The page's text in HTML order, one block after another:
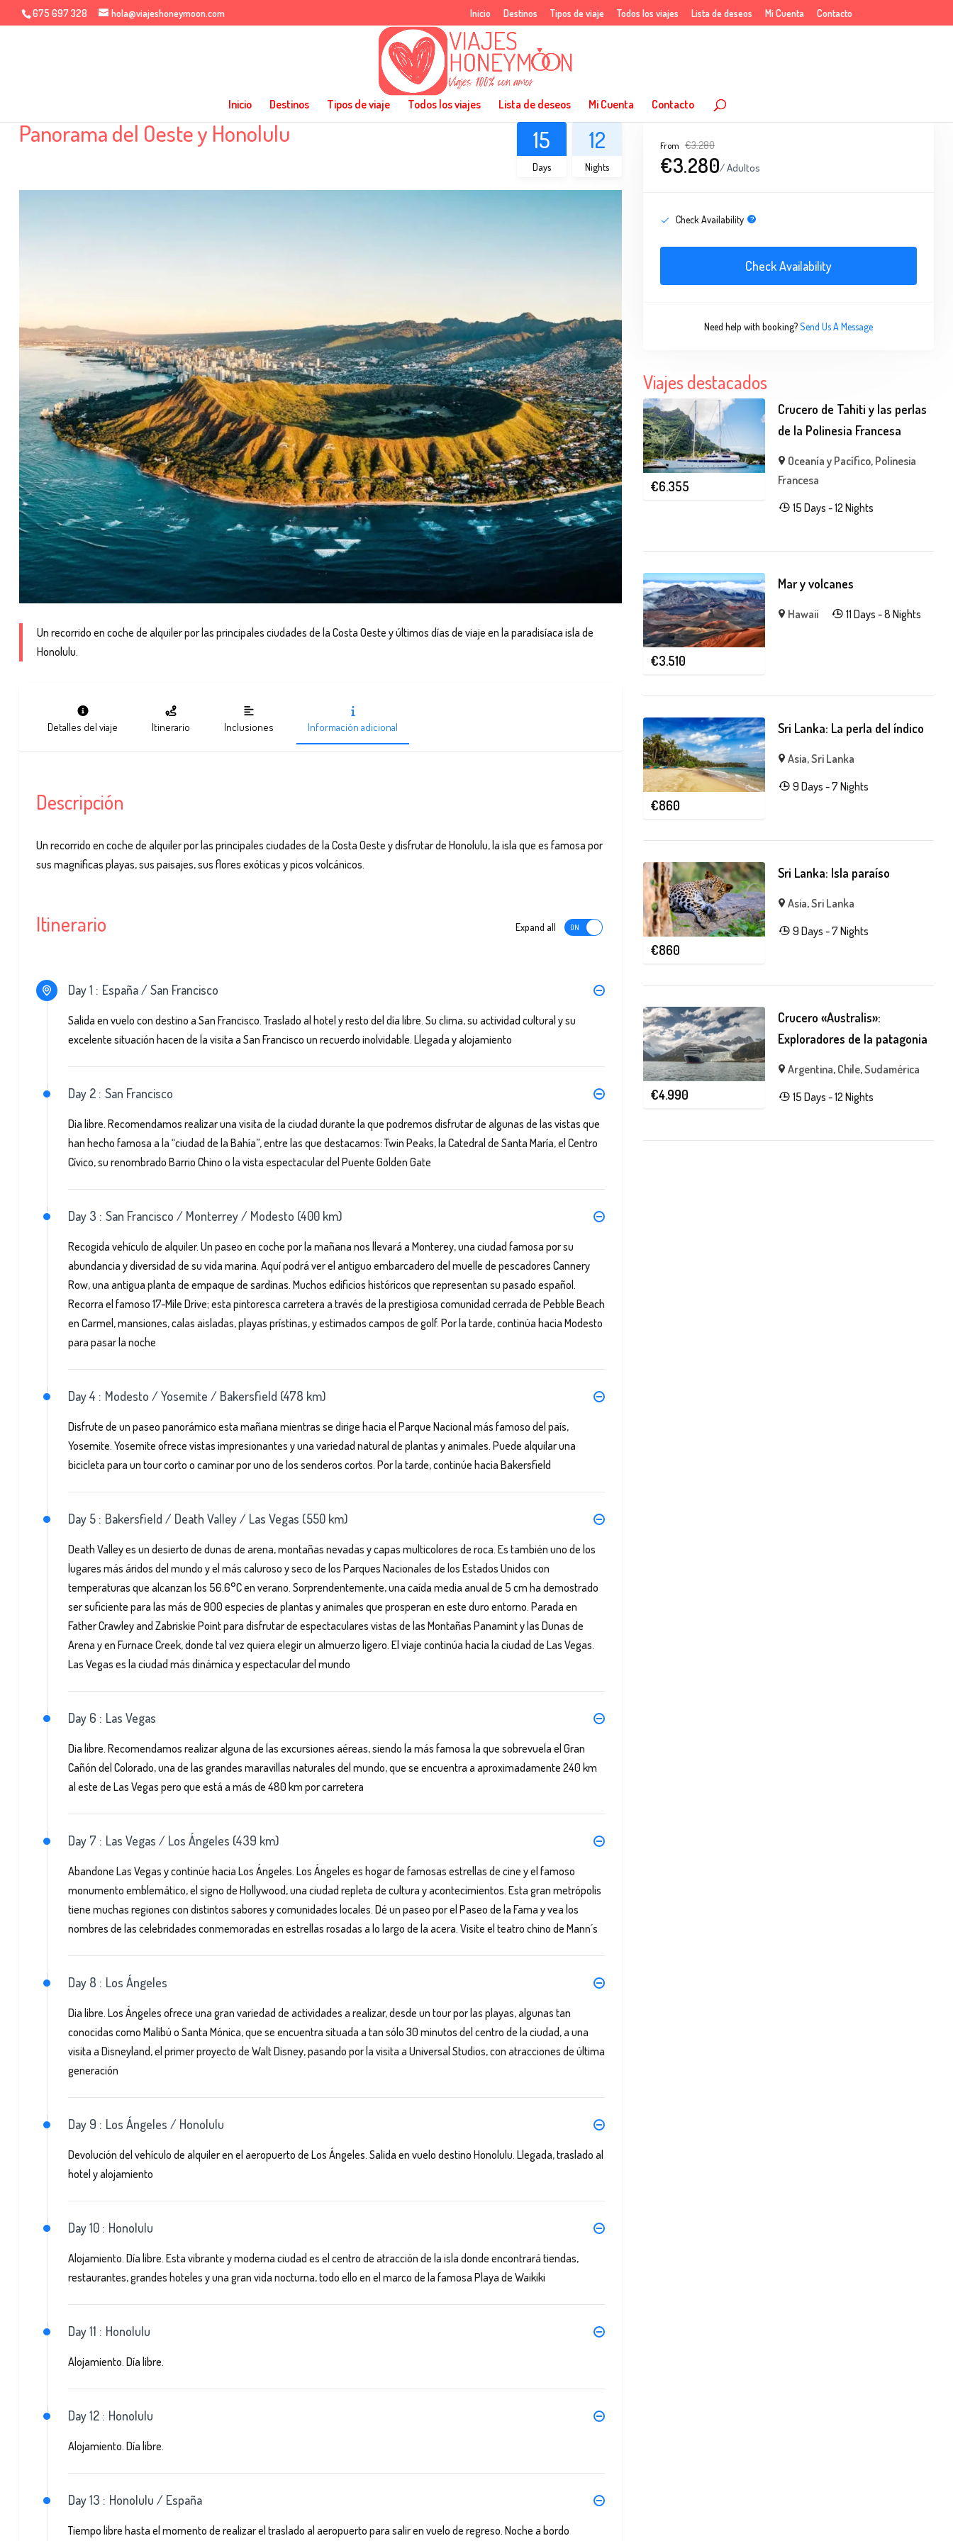
675 697 328 hola@viajeshoneymoon.com Inicio Destinos Tipos de viaje Todos los viajes Lista de deseos Mi Cuenta Contacto
Inicio Destinos Tipos de viaje Todos los viajes Lista de deseos Mi Cuenta Contacto
Panorama del Oeste y Honolulu 15
Days
12
Nights
Un recorrido en coche de alquiler por las principales ciudades de la Costa Oeste y últimos días de viaje en la paradisíaca isla de
Honolulu.
Detalles del viaje Itinerario Inclusiones Información adicional
Descripción
Un recorrido en coche de alquiler por las principales ciudades de la Costa Oeste y disfrutar de Honolulu, la isla que es famosa por
sus magníficas playas, sus paisajes, sus flores exóticas y picos volcánicos.
Itinerario Expand all
Day 1 : España / San Francisco
Salida en vuelo con destino a San Francisco. Traslado al hotel y resto del día libre. Su clima, su actividad cultural y su
excelente situación hacen de la visita a San Francisco un recuerdo inolvidable. Llegada y alojamiento
Day 2 : San Francisco
Dia libre. Recomendamos realizar una visita de la ciudad durante la que podremos disfrutar de algunas de las vistas que
han hecho famosa a la “ciudad de la Bahía”, entre las que destacamos: Twin Peaks, la Catedral de Santa María, el Centro
Cívico, su renombrado Barrio Chino o la vista espectacular del Puente Golden Gate
Day 3 : San Francisco / Monterrey / Modesto (400 km)
Recogida vehículo de alquiler. Un paseo en coche por la mañana nos llevará a Monterey, una ciudad famosa por su
abundancia y diversidad de su vida marina. Aquí podrá ver el antiguo embarcadero del muelle de pescadores Cannery
Row, una antigua planta de empaque de sardinas. Muchos edificios históricos que representan su pasado español.
Recorra el famoso 17-Mile Drive; esta pintoresca carretera a través de la prestigiosa comunidad cerrada de Pebble Beach
en Carmel, mansiones, calas aisladas, playas prístinas, y estimados campos de golf. Por la tarde, continúa hacia Modesto
para pasar la noche
Day 4 : Modesto / Yosemite / Bakersfield (478 km)
Disfrute de un paseo panorámico esta mañana mientras se dirige hacia el Parque Nacional más famoso del país,
Yosemite. Yosemite ofrece vistas impresionantes y una variedad natural de plantas y animales. Puede alquilar una
bicicleta para un tour corto o caminar por uno de los senderos cortos. Por la tarde, continúe hacia Bakersfield
Day 5 : Bakersfield / Death Valley / Las Vegas (550 km)
Death Valley es un desierto de dunas de arena, montañas nevadas y capas multicolores de roca. Es también uno de los
lugares más áridos del mundo y el más caluroso y seco de los Parques Nacionales de los Estados Unidos con
temperaturas que alcanzan los 56.6°C en verano. Sorprendentemente, una caída media anual de 5 cm ha demostrado
ser suficiente para las más de 900 especies de plantas y animales que prosperan en este duro entorno. Parada en
Father Crawley and Zabriskie Point para disfrutar de espectaculares vistas de las Montañas Panamint y las Dunas de
Arena y en Furnace Creek, donde tal vez quiera elegir un almuerzo ligero. El viaje continúa hacia la ciudad de Las Vegas.
Las Vegas es la ciudad más dinámica y espectacular del mundo
Day 6 : Las Vegas
Dia libre. Recomendamos realizar alguna de las excursiones aéreas, siendo la más famosa la que sobrevuela el Gran
Cañón del Colorado, una de las grandes maravillas naturales del mundo, que se encuentra a aproximadamente 240 km
al este de Las Vegas pero que está a más de 480 km por carretera
Day 7 : Las Vegas / Los Ángeles (439 km)
Abandone Las Vegas y continúe hacia Los Ángeles. Los Ángeles es hogar de famosas estrellas de cine y el famoso
monumento emblemático, el signo de Hollywood, una ciudad repleta de cultura y acontecimientos. Esta gran metrópolis
tiene muchas regiones con distintos sabores y comunidades locales. Dé un paseo por el Paseo de la Fama y vea los
nombres de las celebridades conmemoradas en estrellas rosadas a lo largo de la acera. Visite el teatro chino de Mann´s
Day 8 : Los Ángeles
Dia libre. Los Ángeles ofrece una gran variedad de actividades a realizar, desde un tour por las playas, algunas tan
conocidas como Malibú o Santa Mónica, que se encuentra situada a tan sólo 30 minutos del centro de la ciudad, a una
visita a Disneyland, el primer proyecto de Walt Disney, pasando por la visita a Universal Studios, con atracciones de última
generación
Day 9 : Los Ángeles / Honolulu
Devolución del vehículo de alquiler en el aeropuerto de Los Ángeles. Salida en vuelo destino Honolulu. Llegada, traslado al
hotel y alojamiento
Day 10 : Honolulu
Alojamiento. Día libre. Esta vibrante y moderna ciudad es el centro de atracción de la isla donde encontrará tiendas,
restaurantes, grandes hoteles y una gran vida nocturna, todo ello en el marco de la famosa Playa de Waikiki
Day 11 : Honolulu
Alojamiento. Día libre.
Day 12 : Honolulu
Alojamiento. Día libre.
Day 13 : Honolulu / España
Tiempo libre hasta el momento de realizar el traslado al aeropuerto para salir en vuelo de regreso. Noche a bordo
From €3.280
€3.280/ Adultos
Check Availability
Check Availability
Need help with booking?Send Us A Message
Viajes destacados
€6.355
Crucero de Tahiti y las perlas
de la Polinesia Francesa
Oceanía y Pacífico, Polinesia
Francesa
15 Days - 12 Nights
€3.510
Mar y volcanes
Hawaii 11 Days - 8 Nights
€860
Sri Lanka: La perla del índico
Asia,Sri Lanka
9 Days - 7 Nights
€860
Sri Lanka: Isla paraíso
Asia,Sri Lanka
9 Days - 7 Nights
€4.990
Crucero «Australis»:
Exploradores de la patagonia
Argentina, Chile,Sudamérica
15 Days - 12 Nights